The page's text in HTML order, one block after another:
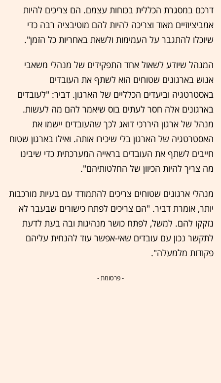
דרכם במסגרת הכללית בכוחות עצמם. הם צריכים להיות
אמביציוזיים מאוד וצריכה להיות להם מוטיבציה רבה כדי
שיוכלו להתגבר על העמימות ולשאת באחריות כל הזמן".
המנהל שיודע לשאול אחד התפקידים של מנהלי משאבי
אנוש בארגונים שטוחים הוא לשתף את העובדים
באסטרטגיה וביעדים הכלליים של הארגון. דביר: "לעובדים
בארגונים אלה חסר לעתים בוס שיאמר להם מה לעשות.
מנהל של ארגון היררכי דואג לכך שהעובדים יישמו את
האסטרטגיה של הארגון בלי שיכירו אותה. ואילו בארגון שטוח
חייבים לשתף את העובדים בראייה המערכתית כדי שיבינו
מה צריך להיות הכיוון של החלטותיהם".
מנהלי ארגונים שטוחים צריכים להתמודד עם בעיות מורכבות
יותר, אומרת דביר. "הם צריכים לפתח כישורים שבעבר לא
נזקקו להם. למשל, לפתח כושר מנהיגות ובה בעת לדעת
לתקשר נכון עם עובדים שאי-אפשר עוד להנחית עליהם
פקודות מלמעלה".
- פרסומת -